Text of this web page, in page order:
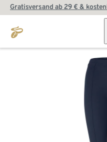
Gratisversand ab 29 € &